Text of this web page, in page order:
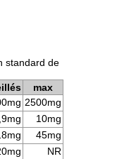
standard de
max
2500mg
10mg
45mg
NR